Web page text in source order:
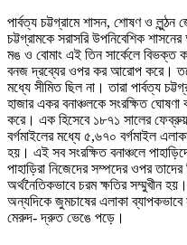
পার্বত্য চট্টগ্রামে শাসন, শোষণ ও লুন্ঠন
চট্টগ্রামকে সরাসরি উপনিবেশিক
মঙ ও বোমাং এই তিন সার্কেলে বিভক্ত
বনজ দ্রব্যের ওপর কর আরোপ করে।
মধ্যে সীমিত ছিল না। তারা পার্বত্য
হাজার একর বনাঞ্চলকে সংরক্ষিত ঘোষণা
করে। এক হিসেবে ১৮৭১ সালের
বর্গমাইলের মধ্যে ৫,৬৭০ বর্গমাইল
হয়। এই সব সংরক্ষিত বনাঞ্চলে
পাহাড়িরা নিজেদের সম্পদের ওপর
অর্থনৈতিকভাবে চরম ক্ষতির সম্মুখীন
অন্যদিকে জুমচাষের এলাকা
মেরুদ- দ্রুত ভেঙে পড়ে।